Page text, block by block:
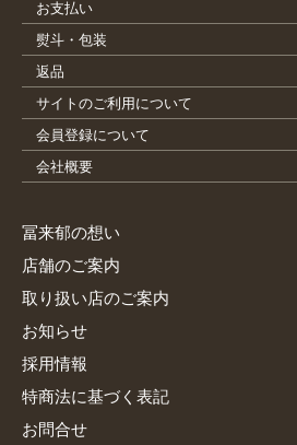
お支払い
熨斗・包装
返品
サイトのご利用について
会員登録について
会社概要
冨来郁の想い
店舗のご案内
取り扱い店のご案内
お知らせ
採用情報
特商法に基づく表記
お問合せ